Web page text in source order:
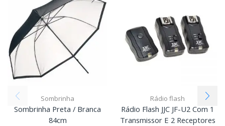
Sombrinha
Sombrinha Preta / Branca
84cm
Rádio flash
Rádio Flash JJC JF-U2 Com 1
Transmissor E 2 Receptores